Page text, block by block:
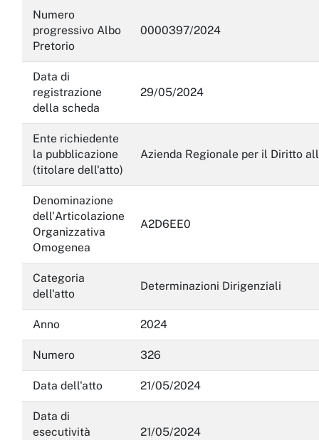
Sovvenzioni, contributi, sussidi, vantaggi economici
Bilanci
Beni immobili e gestione patrimonio
Controlli e rilievi sull'amministrazione
Servizi erogati
Pagamenti dell'amministrazione
Opere pubbliche
Pianificazione e governo del territorio
Informazioni ambientali
Interventi straordinari e di emergenza
Altri contenuti
Attuazione misure PNRR
Numero
progressivo Albo
Pretorio
0000397/2024
Data di
registrazione
della scheda
29/05/2024
Ente richiedente
la pubblicazione
(titolare dell'atto)
Azienda Regionale per il Diritto
Denominazione
dell'Articolazione
Organizzativa
Omogenea
A2D6EE0
Categoria
dell'atto
Determinazioni Dirigenziali
Anno 2024
Numero 326
Data dell'atto 21/05/2024
Data di
esecutività
21/05/2024